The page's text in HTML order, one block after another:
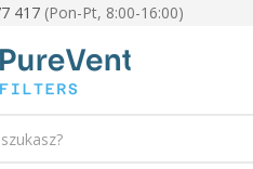
417 (Pon-Pt, 8:00-16:00)